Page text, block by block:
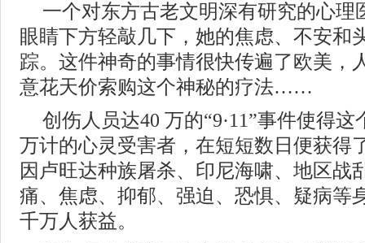
一个对东方古老文明深有研究的心理
眼睛下方轻敲几下，她的焦虑、不安和
踪。这件神奇的事情很快传遍了欧美，
意花天价索购这个神秘的疗法……
创伤人员达40 万的“9·11”事件使得
万计的心灵受害者，在短短数日便获得
因卢旺达种族屠杀、印尼海啸、地区战
痛、焦虑、抑郁、强迫、恐惧、疑病等
千万人获益。